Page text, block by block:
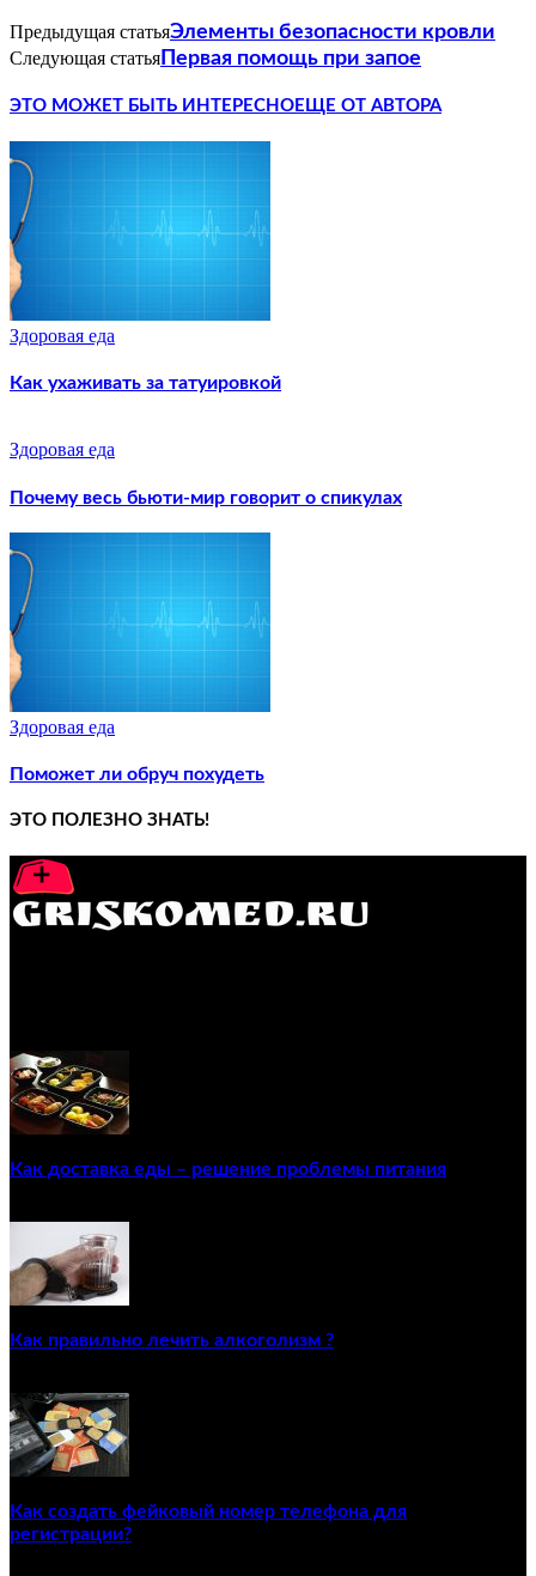
Предыдущая статьяЭлементы безопасности кровли
Следующая статья Первая помощь при запое
ЭТО МОЖЕТ БЫТЬ ИНТЕРЕСНО ЕЩЕ ОТ АВТОРА
Здоровая еда
Как ухаживать за татуировкой
Здоровая еда
Почему весь бьюти-мир говорит о спикулах
Здоровая еда
Поможет ли обруч похудеть
ЭТО ПОЛЕЗНО ЗНАТЬ!
Как доставка еды – решение проблемы питания
Как правильно лечить алкоголизм ?
Как создать фейковый номер телефона для
регистрации?